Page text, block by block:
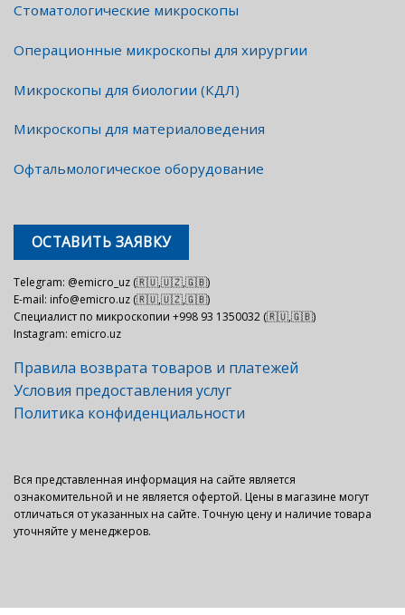
Стоматологические микроскопы
Операционные микроскопы для хирургии
Микроскопы для биологии (КДЛ)
Микроскопы для материаловедения
Офтальмологическое оборудование
ОСТАВИТЬ ЗАЯВКУ
Telegram: @emicro_uz (🇷🇺,🇺🇿,🇬🇧)
E-mail: info@emicro.uz (🇷🇺,🇺🇿,🇬🇧)
Специалист по микроскопии +998 93 1350032 (🇷🇺,🇬🇧)
Instagram: emicro.uz
Правила возврата товаров и платежей
Условия предоставления услуг
Политика конфиденциальности
Вся представленная информация на сайте является
ознакомительной и не является офертой. Цены в магазине могут
отличаться от указанных на сайте. Точную цену и наличие товара
уточняйте у менеджеров.